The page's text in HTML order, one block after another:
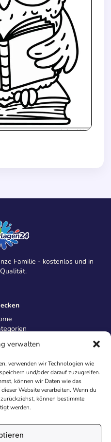
verwalten
verwenden wir Technologien wie
und/oder darauf zuzugreifen.
können wir Daten wie das
Website verarbeiten. Wenn du
können bestimmte
werden.
Familie - kostenlos und in
uns